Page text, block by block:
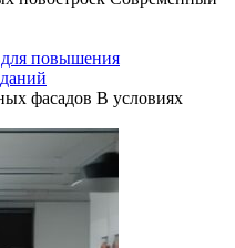
повышения
фасадов В условиях